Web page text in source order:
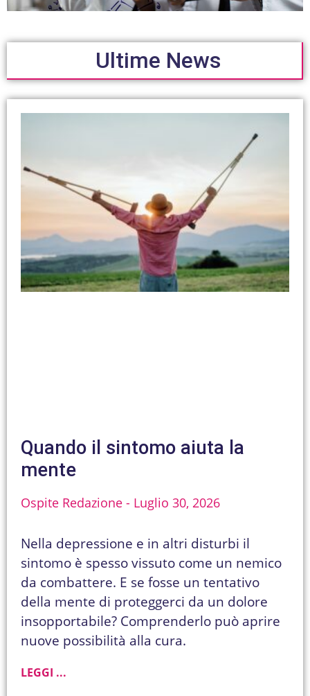
Ultime News
Quando il sintomo aiuta la
mente
Ospite Redazione Luglio 30, 2026
Nella depressione e in altri disturbi il
sintomo è spesso vissuto come un nemico
da combattere. E se fosse un tentativo
della mente di proteggerci da un dolore
insopportabile? Comprenderlo può aprire
nuove possibilità alla cura.
LEGGI ...